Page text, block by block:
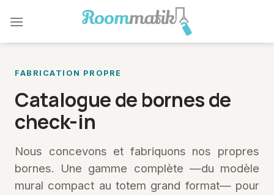
FABRICATION PROPRE
Catalogue de bornes de
check-in
Nous concevons et fabriquons nos propres
bornes. Une gamme complète —du modèle
mural compact au totem grand format— pour